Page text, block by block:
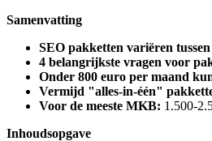
Samenvatting
SEO pakketten variëren
4 belangrijkste vragen voor
Onder 800 euro per maand
Vermijd "alles-in-één"
Voor de meeste MKB: 1.500-
Inhoudsopgave